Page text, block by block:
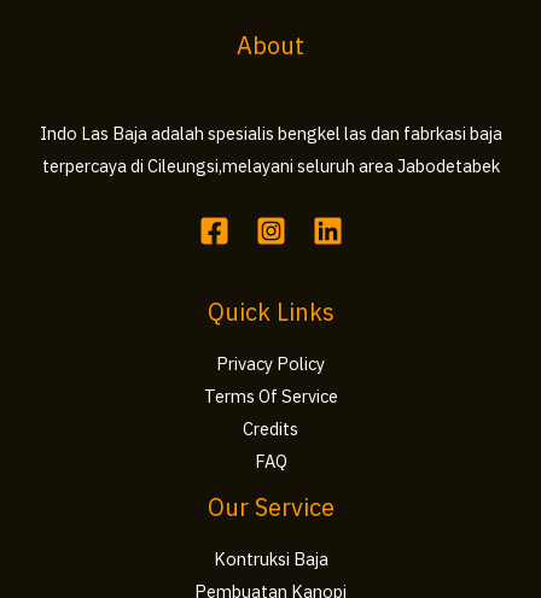
About
Indo Las Baja adalah spesialis bengkel las dan fabrkasi baja
terpercaya di Cileungsi,melayani seluruh area Jabodetabek
Quick Links
Privacy Policy
Terms Of Service
Credits
FAQ
Our Service
Kontruksi Baja
Pembuatan Kanopi